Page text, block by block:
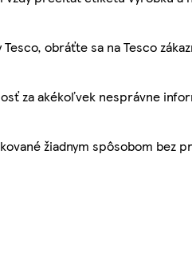
obráťte sa na Tesco
za akékoľvek nesprávne
žiadnym spôsobom bez